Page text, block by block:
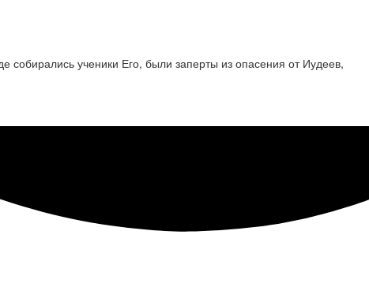
ученики Его, были заперты из опасения от Иудеев,